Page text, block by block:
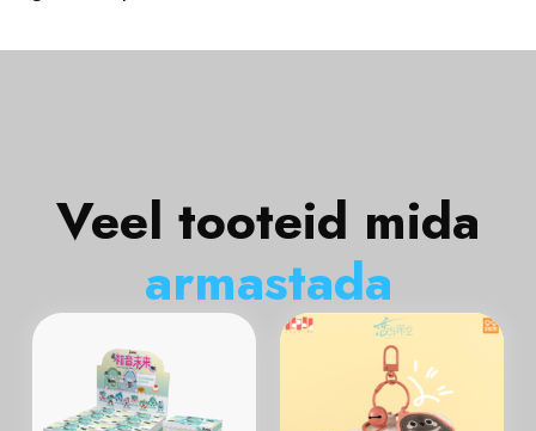
Veel tooteid mida
armastada